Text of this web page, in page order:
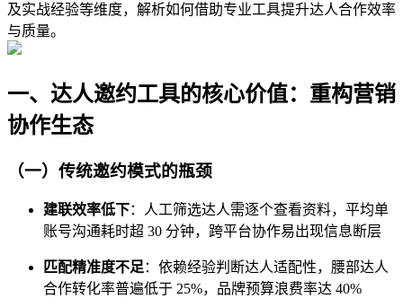
及实战经验等维度，解析如何借助专业工具提升达人合作效率
与质量。
一、达人邀约工具的核心价值：重构营销
协作生态
（一）传统邀约模式的瓶颈
建联效率低下：人工筛选达人需逐个查看资料，平均单
账号沟通耗时超 30 分钟，跨平台协作易出现信息断层
匹配精准度不足：依赖经验判断达人适配性，腰部达人
合作转化率普遍低于 25%，品牌预算浪费率达 40%